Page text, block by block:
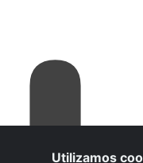
Utilizamos